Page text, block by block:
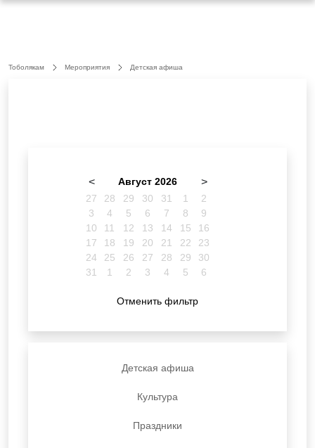
Тоболякам Мероприятия Детская афиша
< Август 2026 >
27 28 29 30 31 1
2
3
4 5 6 7 8
9
10
11 12 13 14 15
16
17
18 19 20 21 22
23
24
25 26 27 28 29
30
31
1 2 3 4 5 6
Отменить фильтр
Детская афиша
Культура
Праздники